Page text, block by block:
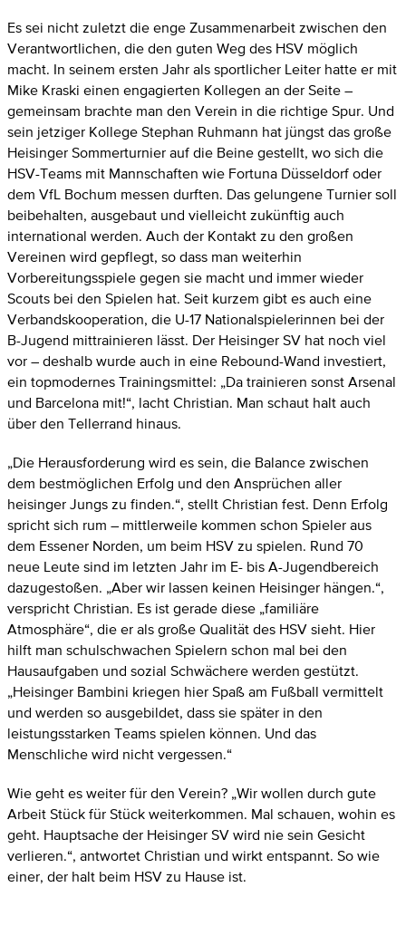
Es sei nicht zuletzt die enge Zusammenarbeit zwischen den
Verantwortlichen, die den guten Weg des HSV möglich
macht. In seinem ersten Jahr als sportlicher Leiter hatte er mit
Mike Kraski einen engagierten Kollegen an der Seite –
gemeinsam brachte man den Verein in die richtige Spur. Und
sein jetziger Kollege Stephan Ruhmann hat jüngst das große
Heisinger Sommerturnier auf die Beine gestellt, wo sich die
HSV-Teams mit Mannschaften wie Fortuna Düsseldorf oder
dem VfL Bochum messen durften. Das gelungene Turnier soll
beibehalten, ausgebaut und vielleicht zukünftig auch
international werden. Auch der Kontakt zu den großen
Vereinen wird gepflegt, so dass man weiterhin
Vorbereitungsspiele gegen sie macht und immer wieder
Scouts bei den Spielen hat. Seit kurzem gibt es auch eine
Verbandskooperation, die U-17 Nationalspielerinnen bei der
B-Jugend mittrainieren lässt. Der Heisinger SV hat noch viel
vor – deshalb wurde auch in eine Rebound-Wand investiert,
ein topmodernes Trainingsmittel: „Da trainieren sonst Arsenal
und Barcelona mit!“, lacht Christian. Man schaut halt auch
über den Tellerrand hinaus.
„Die Herausforderung wird es sein, die Balance zwischen
dem bestmöglichen Erfolg und den Ansprüchen aller
heisinger Jungs zu finden.“, stellt Christian fest. Denn Erfolg
spricht sich rum – mittlerweile kommen schon Spieler aus
dem Essener Norden, um beim HSV zu spielen. Rund 70
neue Leute sind im letzten Jahr im E- bis A-Jugendbereich
dazugestoßen. „Aber wir lassen keinen Heisinger hängen.“,
verspricht Christian. Es ist gerade diese „familiäre
Atmosphäre“, die er als große Qualität des HSV sieht. Hier
hilft man schulschwachen Spielern schon mal bei den
Hausaufgaben und sozial Schwächere werden gestützt.
„Heisinger Bambini kriegen hier Spaß am Fußball vermittelt
und werden so ausgebildet, dass sie später in den
leistungsstarken Teams spielen können. Und das
Menschliche wird nicht vergessen.“
Wie geht es weiter für den Verein? „Wir wollen durch gute
Arbeit Stück für Stück weiterkommen. Mal schauen, wohin es
geht. Hauptsache der Heisinger SV wird nie sein Gesicht
verlieren.“, antwortet Christian und wirkt entspannt. So wie
einer, der halt beim HSV zu Hause ist.